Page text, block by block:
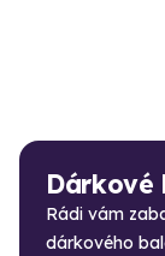
Dárkové
Rádi vám
dárkového